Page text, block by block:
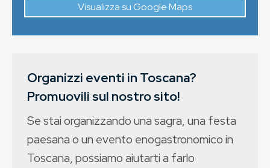
Visualizza su Google Maps
Organizzi eventi in Toscana?
Promuovili sul nostro sito!
Se stai organizzando una sagra, una festa
paesana o un evento enogastronomico in
Toscana, possiamo aiutarti a farlo